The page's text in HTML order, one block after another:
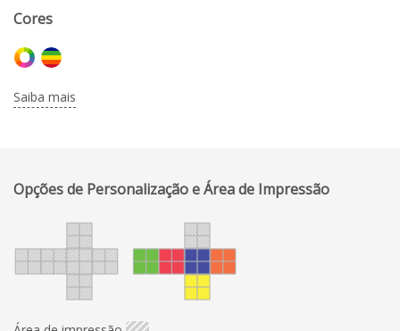
Cores
Saiba mais
Opções de Personalização e Área de Impressão